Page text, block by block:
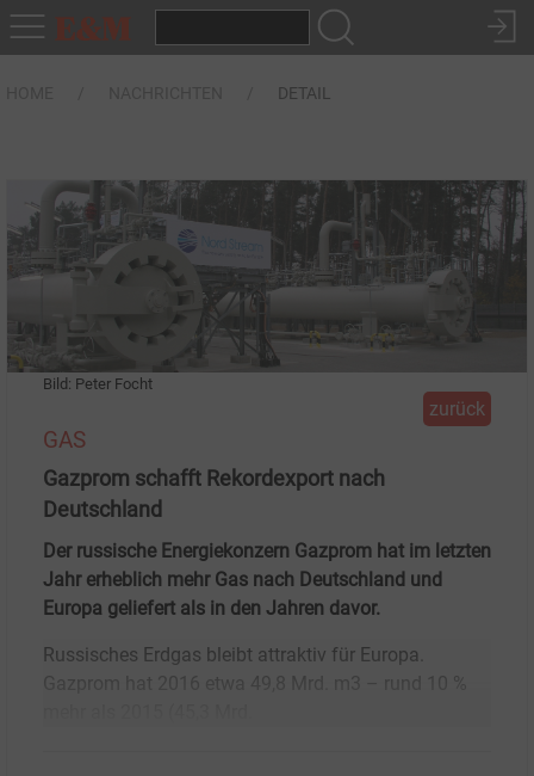
DETAIL
Bild: Peter Focht
zurück
GAS
Gazprom schafft Rekordexport nach
Deutschland
Der russische Energiekonzern Gazprom hat im letzten
Jahr erheblich mehr Gas nach Deutschland und
Europa geliefert als in den Jahren davor.
Russisches Erdgas bleibt attraktiv für Europa.
Gazprom hat 2016 etwa 49,8 Mrd. m3 – rund 10 %